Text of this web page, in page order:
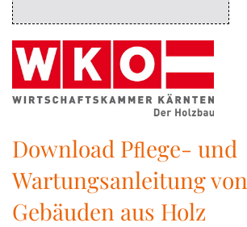
Download Pﬂege- und
Wartungsanleitung von
Gebäuden aus Holz